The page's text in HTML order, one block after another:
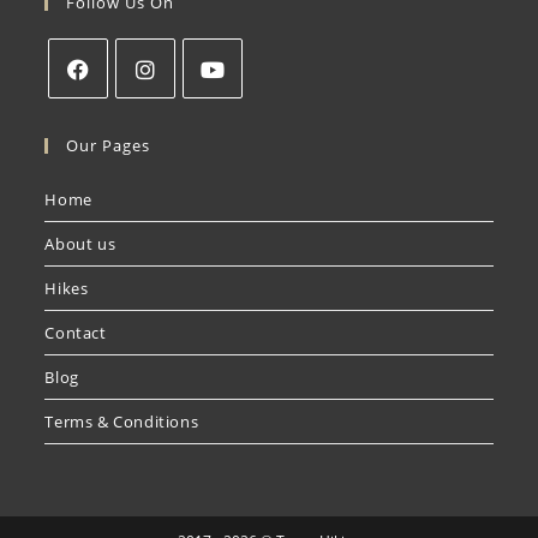
Our Pages
Home
About us
Hikes
Contact
Blog
Terms & Conditions